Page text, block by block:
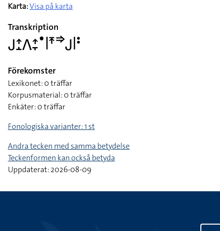
Karta:Visa på karta
Transkription
􌤢􌤴􌤸􌤣􌤴􌥙􌤟􌥼􌥵􌦆􌤢􌥼􌥻
Förekomster
Lexikonet: 0 träffar
Korpusmaterial: 0 träffar
Enkäter: 0 träffar
Fonologiska varianter: 1 st
Andra tecken med samma betydelse
Teckenformen kan också betyda
Uppdaterat: 2026-08-09